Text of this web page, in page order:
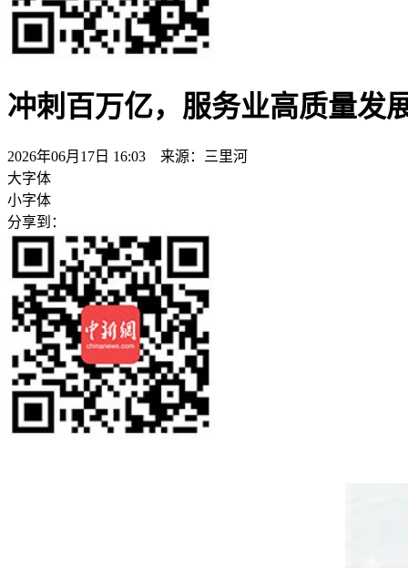
冲刺百万亿，服务业高质量发
2026年06月17日 16:03 来源：三里河
大字体
小字体
分享到：